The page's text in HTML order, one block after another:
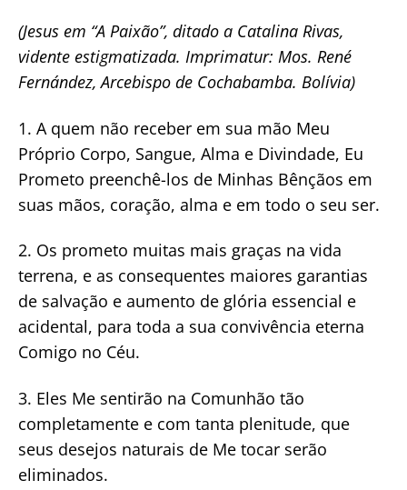
o
k
p k
(Jesus em “A Paixão”, ditado a Catalina Rivas,
vidente estigmatizada. Imprimatur: Mos. René
Fernández, Arcebispo de Cochabamba. Bolívia)
1. A quem não receber em sua mão Meu
Próprio Corpo, Sangue, Alma e Divindade, Eu
Prometo preenchê-los de Minhas Bênçãos em
suas mãos, coração, alma e em todo o seu ser.
2. Os prometo muitas mais graças na vida
terrena, e as consequentes maiores garantias
de salvação e aumento de glória essencial e
acidental, para toda a sua convivência eterna
Comigo no Céu.
3. Eles Me sentirão na Comunhão tão
completamente e com tanta plenitude, que
seus desejos naturais de Me tocar serão
eliminados.